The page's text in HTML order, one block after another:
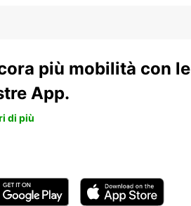
più mobilità con le
App.
di più